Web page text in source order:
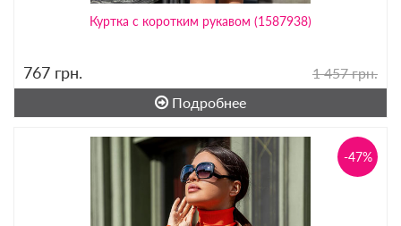
Куртка с коротким рукавом (1587938)
767 грн.
1 457 грн.
Подробнее
-47%